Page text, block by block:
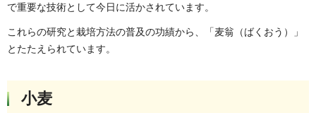
で重要な技術として今日に活かされています。
これらの研究と栽培方法の普及の功績から、「麦翁（ばくおう）」
とたたえられています。
小麦